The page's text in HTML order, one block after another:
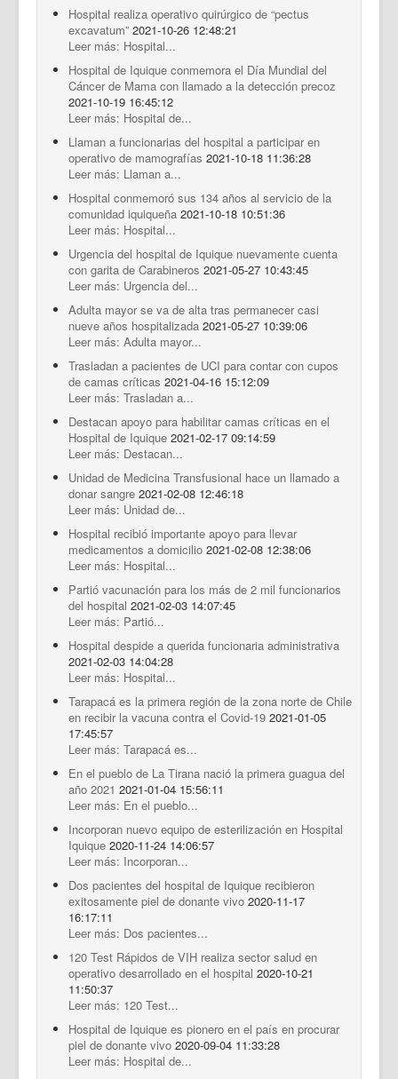
Hospital realiza operativo quirúrgico de “pectus
excavatum” 2021-10-26 12:48:21
Leer más: Hospital...
Hospital de Iquique conmemora el Día Mundial del
Cáncer de Mama con llamado a la detección precoz
2021-10-19 16:45:12
Leer más: Hospital de...
Llaman a funcionarias del hospital a participar en
operativo de mamografías 2021-10-18 11:36:28
Leer más: Llaman a...
Hospital conmemoró sus 134 años al servicio de la
comunidad iquiqueña 2021-10-18 10:51:36
Leer más: Hospital...
Urgencia del hospital de Iquique nuevamente cuenta
con garita de Carabineros 2021-05-27 10:43:45
Leer más: Urgencia del...
Adulta mayor se va de alta tras permanecer casi
nueve años hospitalizada 2021-05-27 10:39:06
Leer más: Adulta mayor...
Trasladan a pacientes de UCI para contar con cupos
de camas críticas 2021-04-16 15:12:09
Leer más: Trasladan a...
Destacan apoyo para habilitar camas críticas en el
Hospital de Iquique 2021-02-17 09:14:59
Leer más: Destacan...
Unidad de Medicina Transfusional hace un llamado a
donar sangre 2021-02-08 12:46:18
Leer más: Unidad de...
Hospital recibió importante apoyo para llevar
medicamentos a domicilio 2021-02-08 12:38:06
Leer más: Hospital...
Partió vacunación para los más de 2 mil funcionarios
del hospital 2021-02-03 14:07:45
Leer más: Partió...
Hospital despide a querida funcionaria administrativa
2021-02-03 14:04:28
Leer más: Hospital...
Tarapacá es la primera región de la zona norte de Chile
en recibir la vacuna contra el Covid-19 2021-01-05
17:45:57
Leer más: Tarapacá es...
En el pueblo de La Tirana nació la primera guagua del
año 2021 2021-01-04 15:56:11
Leer más: En el pueblo...
Incorporan nuevo equipo de esterilización en Hospital
Iquique 2020-11-24 14:06:57
Leer más: Incorporan...
Dos pacientes del hospital de Iquique recibieron
exitosamente piel de donante vivo 2020-11-17
16:17:11
Leer más: Dos pacientes...
120 Test Rápidos de VIH realiza sector salud en
operativo desarrollado en el hospital 2020-10-21
11:50:37
Leer más: 120 Test...
Hospital de Iquique es pionero en el país en procurar
piel de donante vivo 2020-09-04 11:33:28
Leer más: Hospital de...